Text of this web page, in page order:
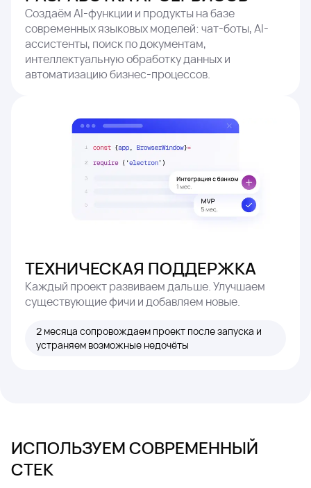
Создаём AI-функции и продукты на базе
современных языковых моделей: чат-боты, AI-
ассистенты, поиск по документам,
интеллектуальную обработку данных и
автоматизацию бизнес-процессов.
ТЕХНИЧЕСКАЯ ПОДДЕРЖКА
Каждый проект развиваем дальше. Улучшаем
существующие фичи и добавляем новые.
2 месяца сопровождаем проект после запуска и
устраняем возможные недочёты
ИСПОЛЬЗУЕМ СОВРЕМЕННЫЙ
СТЕК